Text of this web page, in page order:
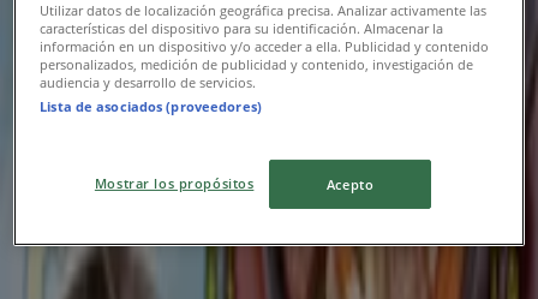
Utilizar datos de localización geográfica precisa. Analizar activamente las
características del dispositivo para su identificación. Almacenar la
información en un dispositivo y/o acceder a ella. Publicidad y contenido
personalizados, medición de publicidad y contenido, investigación de
audiencia y desarrollo de servicios.
Lista de asociados (proveedores)
Mostrar los propósitos Acepto